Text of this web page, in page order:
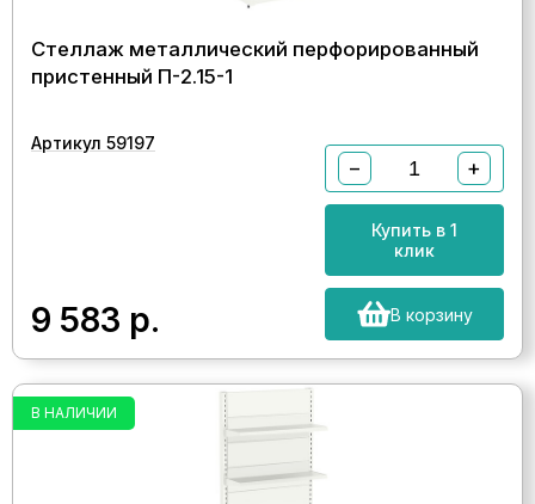
Стеллаж металлический перфорированный
пристенный П-2.15-1
Артикул 59197
9 583 р.
− +
Купить в 1
клик
В корзину
В НАЛИЧИИ